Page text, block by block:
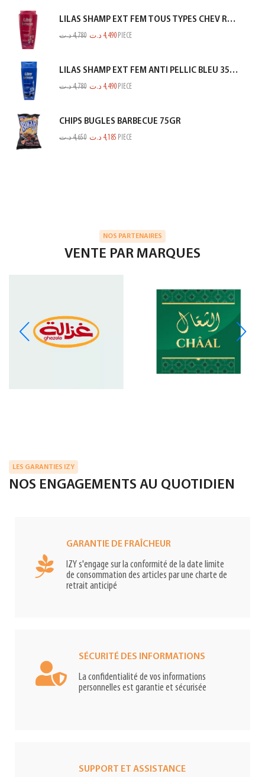
LILAS SHAMP EXT FEM TOUS TYPES CHEV ROSE 350ML
4,780د.ت 4,490 د.ت PIECE
LILAS SHAMP EXT FEM ANTI PELLIC BLEU 350ML
4,780د.ت 4,490 د.ت PIECE
CHIPS BUGLES BARBECUE 75GR
4,650د.ت 4,185 د.ت PIECE
NOS PARTENAIRES
VENTE PAR MARQUES
LES GARANTIES IZY
NOS ENGAGEMENTS AU QUOTIDIEN
GARANTIE DE FRAÎCHEUR
IZY s'engage sur la conformité de la date limite
de consommation des articles par une charte de
retrait anticipé
SÉCURITÉ DES INFORMATIONS
La confidentialité de vos informations
personnelles est garantie et sécurisée
SUPPORT ET ASSISTANCE